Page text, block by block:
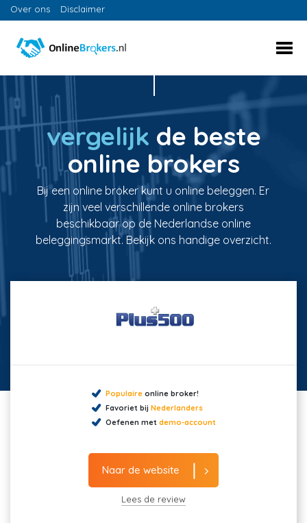
Over ons Disclaimer
vergelijk de beste
online brokers
Bij een online broker kunt u online beleggen. Er
zijn veel verschillende online brokers
beschikbaar op de Nederlandse online
beleggingsmarkt. Bekijk ons handige overzicht.
Populaireonline broker!
Favoriet bij Nederlanders
Oefenen met demo-account
Naar de website
Lees de review